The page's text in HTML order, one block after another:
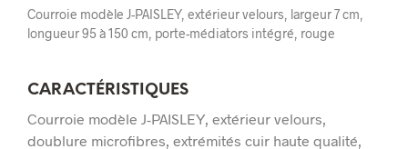
Courroie modèle J-PAISLEY, extérieur velours, largeur 7 cm,
longueur 95 à 150 cm, porte-médiators intégré, rouge
CARACTÉRISTIQUES
Courroie modèle J-PAISLEY, extérieur velours,
doublure microfibres, extrémités cuir haute qualité,